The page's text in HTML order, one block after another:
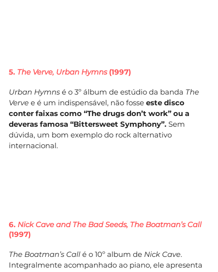
5. The Verve, Urban Hymns(1997)
Urban Hymns é o 3º álbum de estúdio da banda The
Verve e é um indispensável, não fosse este disco
conter faixas como “The drugs don’t work” ou a
deveras famosa “Bittersweet Symphony”. Sem
dúvida, um bom exemplo do rock alternativo
internacional.
6. Nick Cave and The Bad Seeds, The Boatman’s Call
(1997)
The Boatman’s Call é o 10º album de Nick Cave.
Integralmente acompanhado ao piano, ele apresenta